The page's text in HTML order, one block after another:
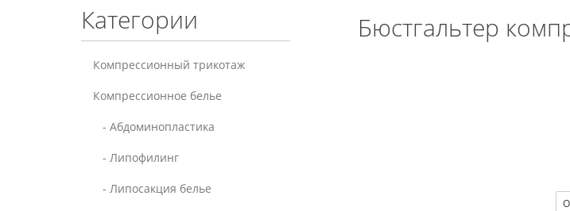
Категории
Компрессионный трикотаж
Компрессионное белье
- Абдоминопластика
- Липофилинг
- Липосакция белье
Бюстгальтер